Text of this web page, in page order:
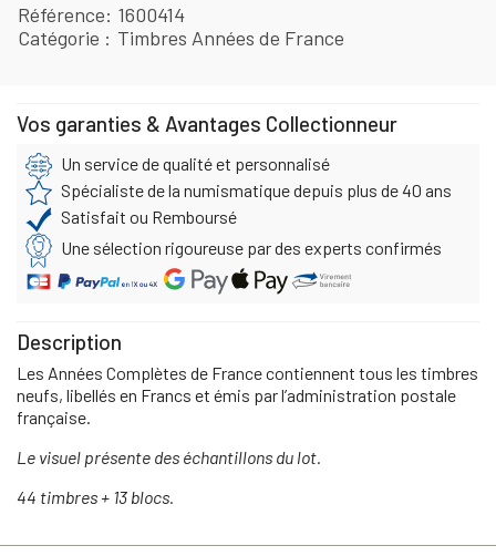
Référence 1600414
Catégorie
Timbres Années de France
Vos garanties & Avantages Collectionneur
Un service de qualité et personnalisé
Spécialiste de la numismatique depuis plus de 40 ans
Satisfait ou Remboursé
Une sélection rigoureuse par des experts confirmés
Description
Les Années Complètes de France contiennent tous les timbres
neufs, libellés en Francs et émis par l’administration postale
française.
Le visuel présente des échantillons du lot.
44 timbres + 13 blocs.